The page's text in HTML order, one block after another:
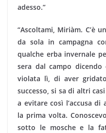
adesso.”
“Ascoltami, Miriàm. C’è
da sola in campagna
qualche erba invernale
sera dal campo
violata lì, di aver
successo, si sa di altri
a evitare così l’accusa di
la prima volta.
sotto le mosche e la